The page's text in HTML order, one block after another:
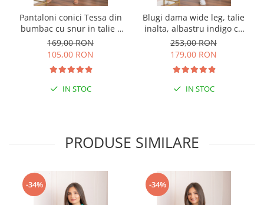
Pantaloni conici Tessa din
bumbac cu snur in talie -
Crem
169,00 RON
105,00 RON
IN STOC
Blugi dama wide leg, talie
inalta, albastru indigo cu
curea — Britney
253,00 RON
179,00 RON
IN STOC
PRODUSE SIMILARE
-34% -34%